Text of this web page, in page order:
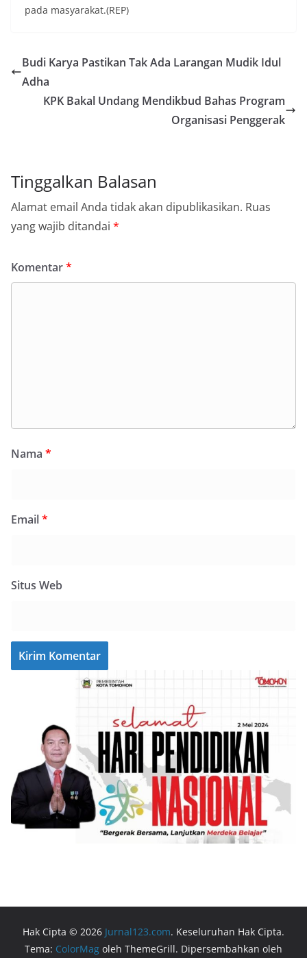
pada masyarakat.(REP)
Budi Karya Pastikan Tak Ada Larangan Mudik Idul
Adha
KPK Bakal Undang Mendikbud Bahas Program
Organisasi Penggerak
Tinggalkan Balasan
Alamat email Anda tidak akan dipublikasikan. Ruas
yang wajib ditandai *
Komentar*
Nama *
Email*
Situs Web
Hak Cipta © 2026 Jurnal123.com. Keseluruhan Hak Cipta.
Tema: ColorMag oleh ThemeGrill. Dipersembahkan oleh